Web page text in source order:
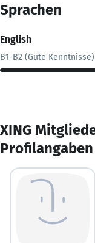
Sprachen
English
B1-B2 (Gute Kenntnisse)
XING
Profilangaben